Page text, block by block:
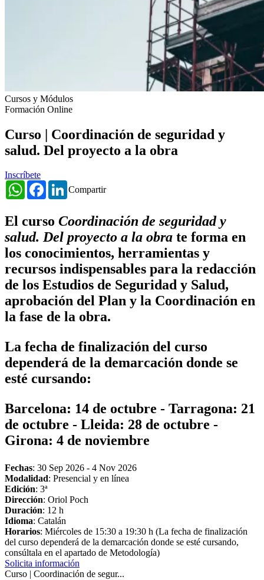
Cursos y Módulos
Formación Online
Curso | Coordinación de seguridad y
salud. Del proyecto a la obra
Inscríbete
Compartir
WhatsAppFacebookLinkedIn
El curso Coordinación de seguridad y
salud. Del proyecto a la obra te forma en
los conocimientos, herramientas y
recursos indispensables para la redacción
de los Estudios de Seguridad y Salud,
aprobación del Plan y la Coordinación en
la fase de la obra.
La fecha de finalización del curso
dependerá de la demarcación donde se
esté cursando:
Barcelona: 14 de octubre - Tarragona: 21
de octubre - Lleida: 28 de octubre -
Girona: 4 de noviembre
Fechas: 30 Sep 2026 - 4 Nov 2026
Modalidad: Presencial y en línea
Edición: 3ª
Dirección: Oriol Poch
Duración: 12 h
Idioma: Catalán
Horarios: Miércoles de 15:30 a 19:30 h (La fecha de finalización
del curso dependerá de la demarcación donde se esté cursando,
consúltala en el apartado de Metodología)
Solicita información
Curso | Coordinación de segur...